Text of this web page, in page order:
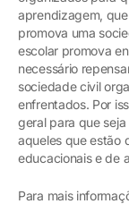
aprendizagem,
promova uma
escolar promova
necessário
sociedade civil
enfrentados. Por
geral para que
aqueles que estão
educacionais e de
Para mais